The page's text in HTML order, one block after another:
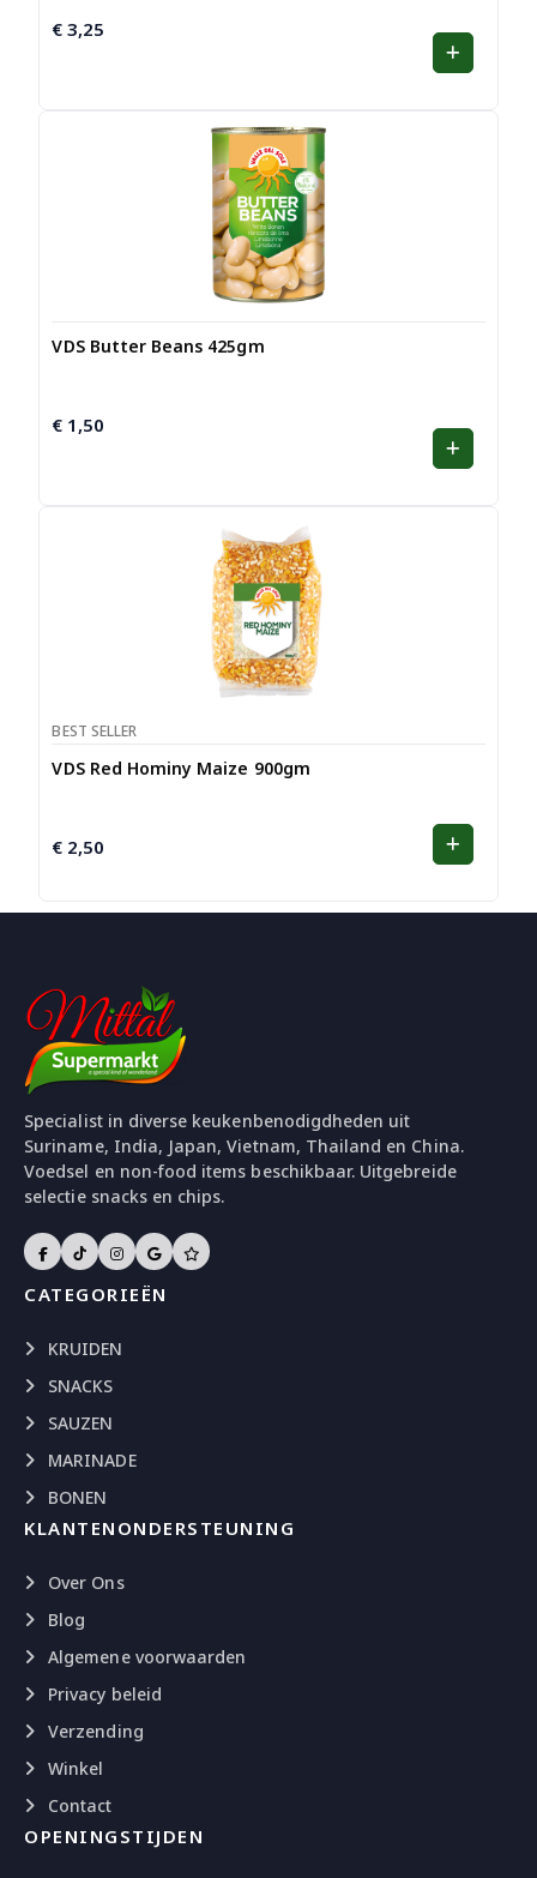
€ 3,25
VDS Butter Beans 425gm
€ 1,50
BEST SELLER
VDS Red Hominy Maize 900gm
€ 2,50
Specialist in diverse keukenbenodigdheden uit
Suriname, India, Japan, Vietnam, Thailand en China.
Voedsel en non-food items beschikbaar. Uitgebreide
selectie snacks en chips.
CATEGORIEËN
KRUIDEN
SNACKS
SAUZEN
MARINADE
BONEN
KLANTENONDERSTEUNING
Over Ons
Blog
Algemene voorwaarden
Privacy beleid
Verzending
Winkel
Contact
OPENINGSTIJDEN